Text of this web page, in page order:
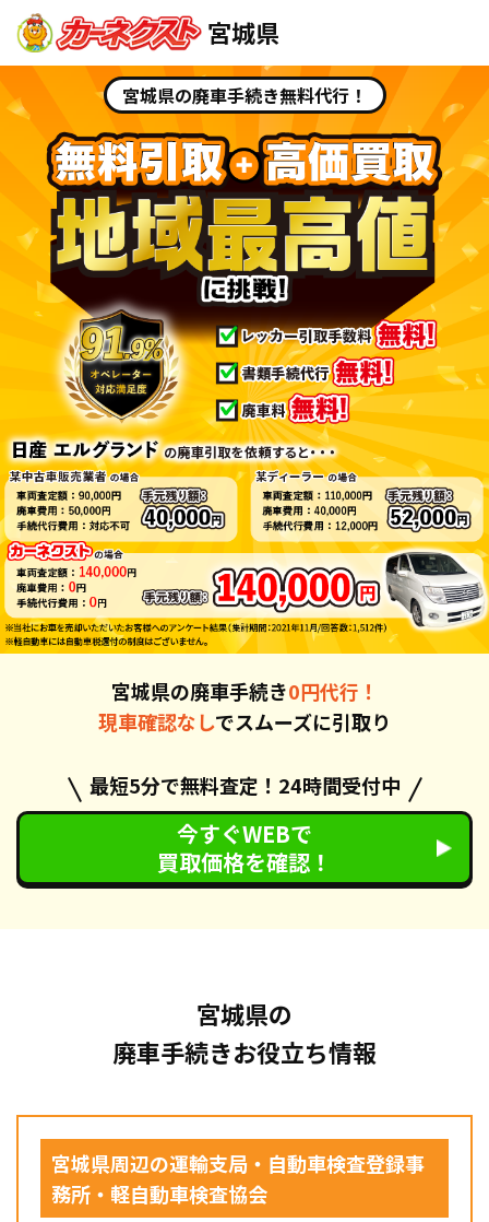
宮城県
宮城県の廃車手続き無料代行！
宮城県の廃車手続き0円代行！
現車確認なしでスムーズに引取り
最短5分で無料査定！24時間受付中
今すぐWEBで
買取価格を確認！
宮城県の
廃車手続きお役立ち情報
宮城県周辺の運輸支局・自動車検査登録事
務所・軽自動車検査協会